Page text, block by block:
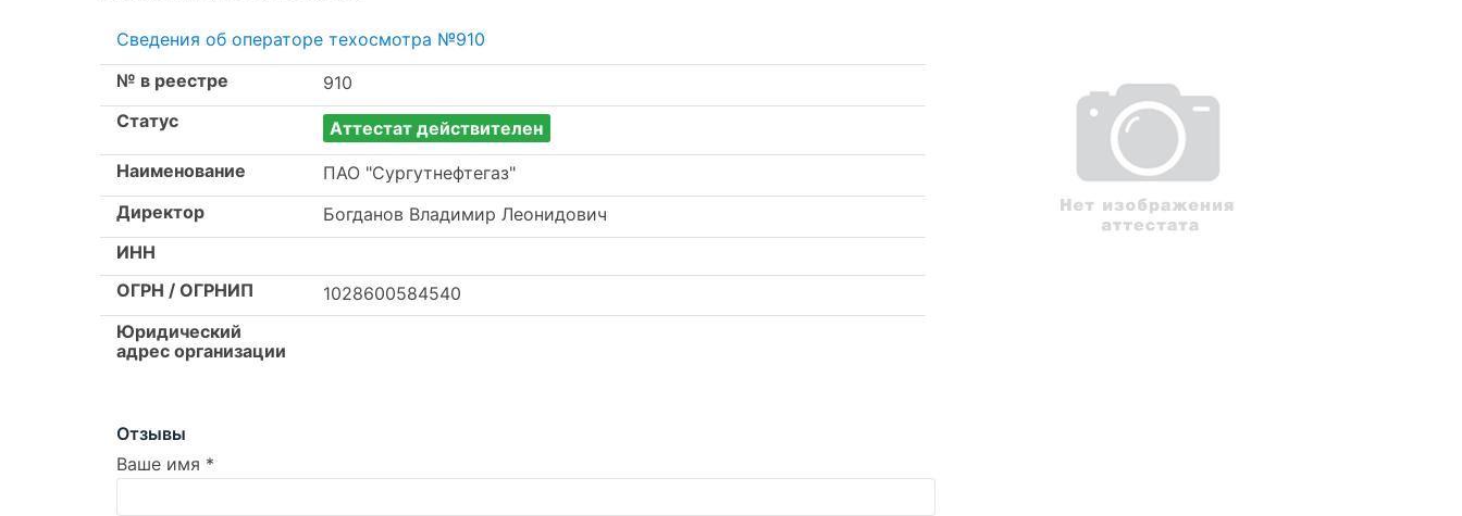
Сведения об операторе техосмотра №910
№ в реестре
910
Статус
Аттестат действителен
Наименование
ПАО "Сургутнефтегаз"
Директор
Богданов Владимир Леонидович
ИНН
ОГРН / ОГРНИП
1028600584540
Юридический
адрес организации
Отзывы
Ваше имя *